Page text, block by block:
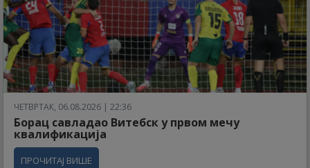
ЧЕТВРТАК, 06.08.2026 | 22:36
Борац савладао Витебск у првом мечу
квалификација
ПРОЧИТАЈ ВИШЕ